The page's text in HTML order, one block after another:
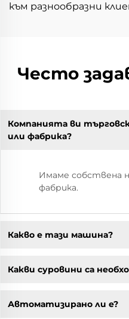
към разнообразни
Често
Компанията ви
или фабрика?
Имаме собствена
фабрика.
Какво е тази машина?
Какви суровини са
Автоматизирано ли е?